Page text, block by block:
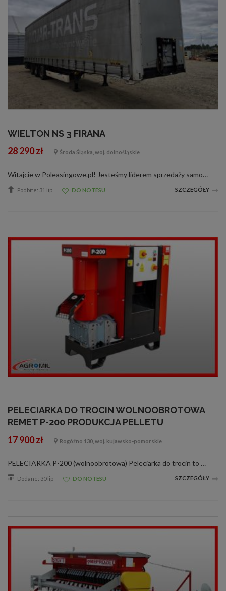
WIELTON NS 3 FIRANA
28 290 zł Środa Śląska, woj. dolnośląskie
Witajcie w Poleasingowe.pl! Jesteśmy liderem sprzedaży samochodów poleasingowych, poflotowych i powindykacyjnych. Mamy dla was świetną okazję! Zobaczcie WIELTON NS 3 wraz z raportami stanu technicznego. W razie jakichkolwiek pytań, dane kontakt...
Podbite: 31 lip DO NOTESU SZCZEGÓŁY
PELECIARKA DO TROCIN WOLNOOBROTOWA
REMET P-200 PRODUKCJA PELLETU
17 900 zł Rogóźno 130, woj. kujawsko-pomorskie
PELECIARKA P-200 (wolnoobrotowa) Peleciarka do trocin to wydajne i ekonomiczne urządzenie przeznaczone do produkcji pelletu opałowego, paszowego oraz granulatu z biomasy o średnicy 6 mm. Doskonale radzi sobie z bardzo drobnymi frakcjami odpadów dr...
Dodane: 30 lip DO NOTESU SZCZEGÓŁY